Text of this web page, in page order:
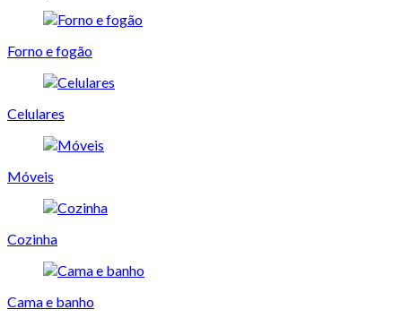
Forno e fogão
Celulares
Móveis
Cozinha
Cama e banho